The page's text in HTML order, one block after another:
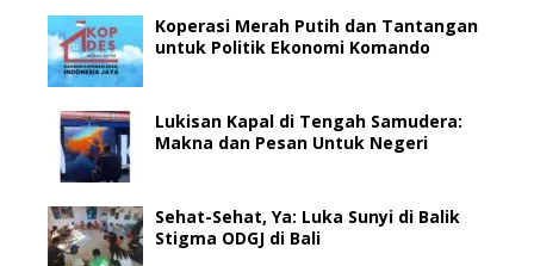
Koperasi Merah Putih dan Tantangan
untuk Politik Ekonomi Komando
Lukisan Kapal di Tengah Samudera:
Makna dan Pesan Untuk Negeri
Sehat-Sehat, Ya: Luka Sunyi di Balik
Stigma ODGJ di Bali